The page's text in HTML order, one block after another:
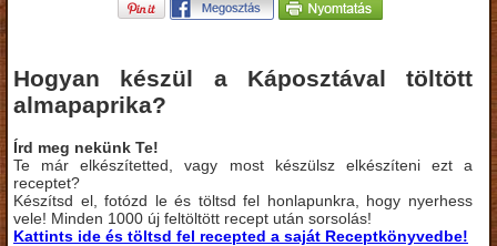
Hogyan készül a Káposztával töltött
almapaprika?
Írd meg nekünk Te!
Te már elkészítetted, vagy most készülsz elkészíteni ezt a
receptet?
Készítsd el, fotózd le és töltsd fel honlapunkra, hogy nyerhess
vele! Minden 1000 új feltöltött recept után sorsolás!
Kattints ide és töltsd fel recepted a saját Receptkönyvedbe!